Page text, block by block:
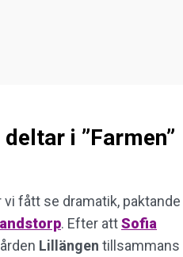
i ”Farmen”
fått se dramatik, paktande
. Efter attSofia
Lillängen tillsammans